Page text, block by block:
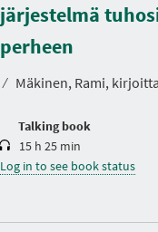
järjestelmä
perheen
⁄ Mäkinen, Rami,
Talking book
D
u
r
a
i
15 h 25 min
Log in to see book status
D